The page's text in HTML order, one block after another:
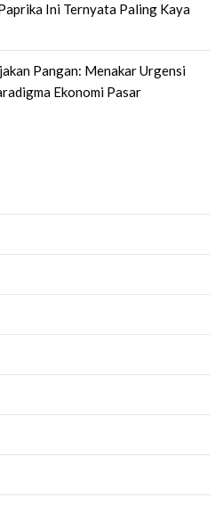
Ini Ternyata Paling Kaya
Pangan: Menakar Urgensi
Ekonomi Pasar